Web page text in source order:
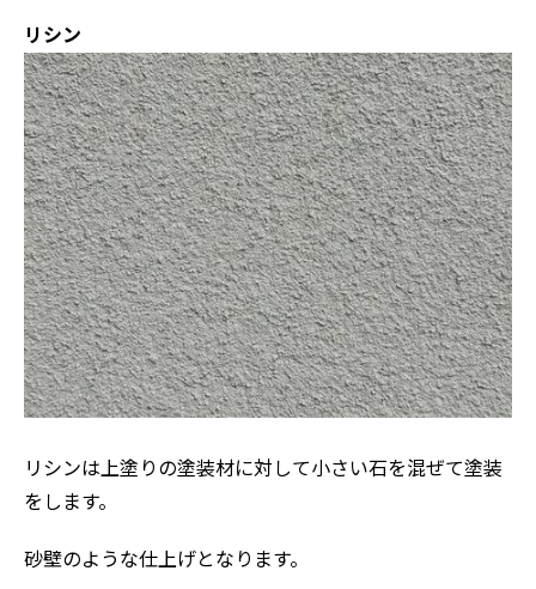
リシン
リシンは上塗りの塗装材に対して小さい石を混ぜて塗装
をします。
砂壁のような仕上げとなります。